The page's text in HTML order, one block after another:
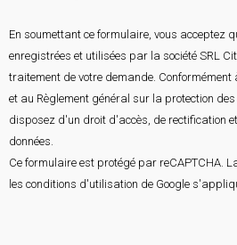
En soumettant ce formulaire, vous acceptez
enregistrées et utilisées par la société SRL
traitement de votre demande. Conformément
et au Règlement général sur la protection des
disposez d'un droit d'accès, de rectification
données.
Ce formulaire est protégé par reCAPTCHA.
les conditions d'utilisation de Google